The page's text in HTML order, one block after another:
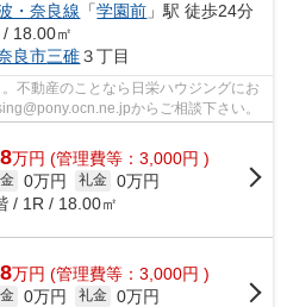
・奈良線 「学園前 」駅 徒歩24分
18.00㎡
良市三碓３丁目
不動産のことなら日栄ハウジングにお
からご相談下さい。
万円 (管理費等：3,000円 )
0万円 礼金 0万円
/ 1R / 18.00㎡
万円 (管理費等：3,000円 )
0万円 礼金 0万円